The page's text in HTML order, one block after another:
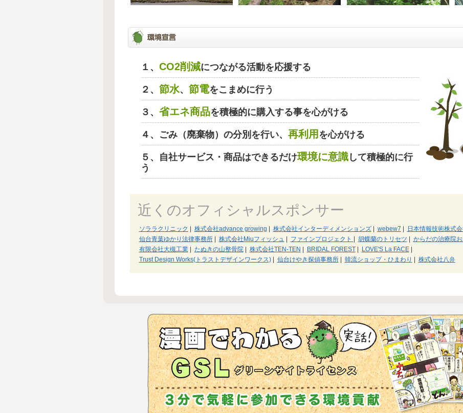
１、 CO2削減につながる活動を応援する
２、 節水、 節電をこまめに行う
３、 省エネ商品を積極的に購入する事を心がける
４、ごみ（廃棄物）の分別を行い、 再利用 を心がける
５、自社サービス・商品はできるだけ環境に意識して積極的に行
う
近くのオフィシャルスポンサー
ソララクリニック 株式会社advance growing 株式会社インターディメンションズ| webew7 日本情報技術株式
仙台青葉ゆかり法律事務所| 株式会社Miuフィッシュ ファインプロジェクト 胡蝶蘭のトリセツ からだの治療院
有限会社大槻工業| たぬきの山整骨院| 株式会社TEN-TEN BRIDAL FOREST| LOVE'S La FACE|
Trust Design Works(トラストデザインワークス)| 仙台けやき探偵事務所| 韓流ショップ・ひまわり 株式会社八弁